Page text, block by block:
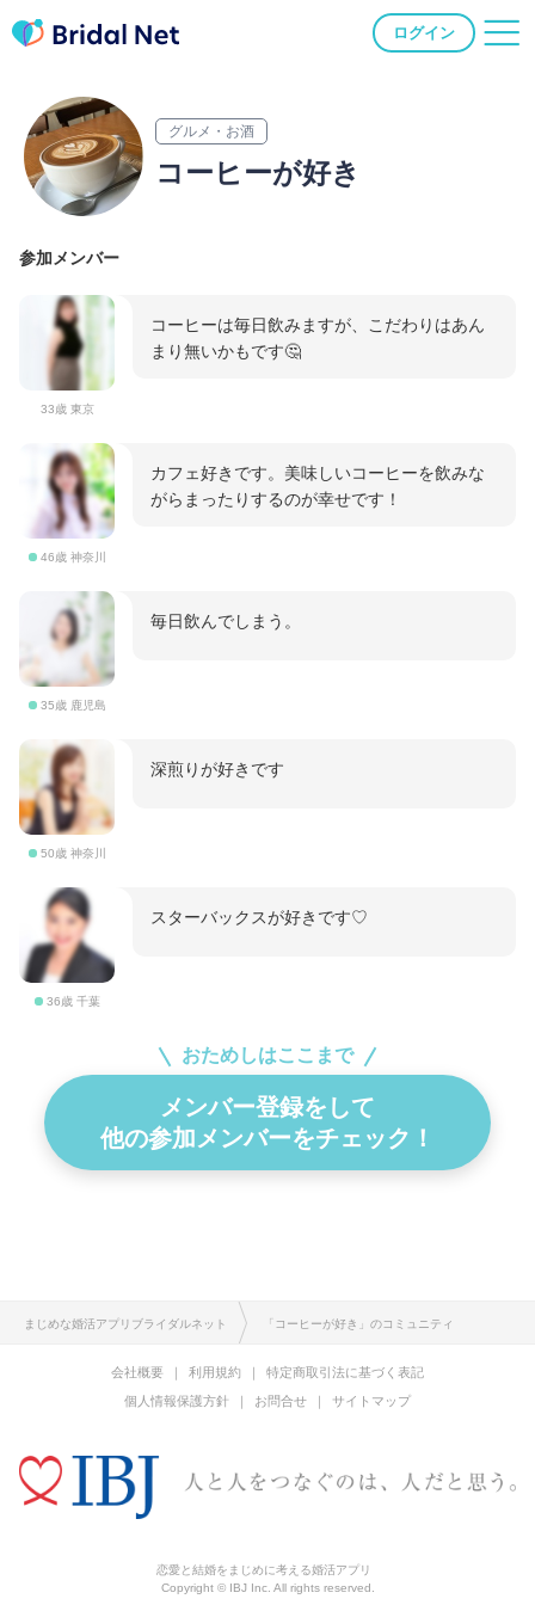
ログイン
グルメ・お酒
コーヒーが好き
参加メンバー
33歳 東京
コーヒーは毎日飲みますが、こだわりはあん
まり無いかもです🤔
46歳 神奈川
カフェ好きです。美味しいコーヒーを飲みな
がらまったりするのが幸せです！
35歳 鹿児島
毎日飲んでしまう。
50歳 神奈川
深煎りが好きです
36歳 千葉
スターバックスが好きです♡
おためしはここまで
メンバー登録をして
他の参加メンバーをチェック！
まじめな婚活アプリブライダルネット 「コーヒーが好き」のコミュニティ
会社概要 利用規約
特定商取引法に基づく表記
個人情報保護方針
お問合せ サイトマップ
恋愛と結婚をまじめに考える婚活アプリ
Copyright © IBJ Inc. All rights reserved.